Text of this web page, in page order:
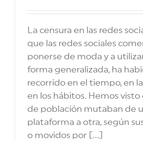
La censura en las redes
que las redes sociales
ponerse de moda y a
forma generalizada, ha
recorrido en el tiempo, en
en los hábitos. Hemos
de población mutaban de
plataforma a otra, según
o movidos por [...]